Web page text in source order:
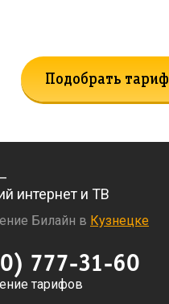
Подобрать тариф
интернет и ТВ
Билайн в Кузнецке
777-31-60
тарифов